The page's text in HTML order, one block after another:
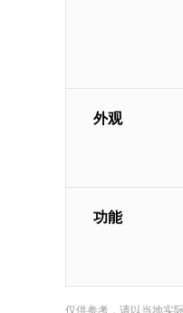
外观
功能
仅供参考，请以当地实